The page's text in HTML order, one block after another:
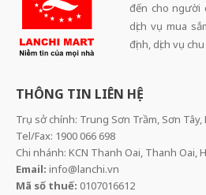
đến cho người
dịch vụ mua
định, dịch vụ
THÔNG TIN LIÊN HỆ
Trụ sở chính: Trung Sơn Trầm, Sơn Tây,
Tel/Fax: 1900 066 698
Chi nhánh: KCN Thanh Oai, Thanh Oai,
Email: info@lanchi.vn
Mã số thuế: 0107016612